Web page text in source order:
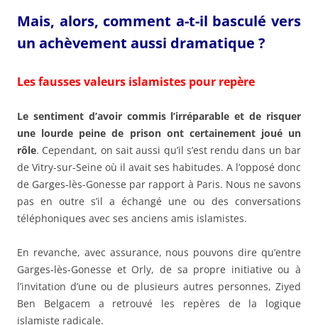
Mais, alors, comment a-t-il basculé vers
un achèvement aussi dramatique ?
Les fausses valeurs islamistes pour repère
Le sentiment d’avoir commis l’irréparable et de risquer
une lourde peine de prison ont certainement joué un
rôle. Cependant, on sait aussi qu’il s’est rendu dans un bar
de Vitry-sur-Seine où il avait ses habitudes. A l’opposé donc
de Garges-lès-Gonesse par rapport à Paris. Nous ne savons
pas en outre s’il a échangé une ou des conversations
téléphoniques avec ses anciens amis islamistes.
En revanche, avec assurance, nous pouvons dire qu’entre
Garges-lès-Gonesse et Orly, de sa propre initiative ou à
l’invitation d’une ou de plusieurs autres personnes, Ziyed
Ben Belgacem a retrouvé les repères de la logique
islamiste radicale.